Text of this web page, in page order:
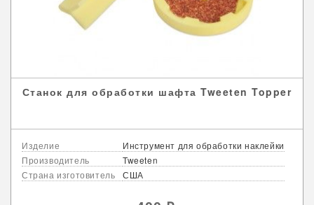
Станок для обработки шафта Tweeten Topper
Изделие
Инструмент для обработки наклейки
Производитель
Tweeten
Страна изготовитель
США